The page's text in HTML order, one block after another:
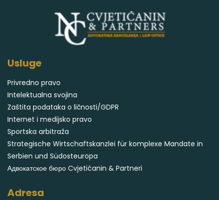
Usluge
Privredno pravo
Intelektualna svojina
Zaštita podataka o ličnosti/GDPR
Internet i medijsko pravo
Sportska arbitraža
Strategische Wirtschaftskanzlei für komplexe Mandate in
Serbien und Südosteuropa
Адвокатское бюро Cvjetićanin & Partneri
Adresa